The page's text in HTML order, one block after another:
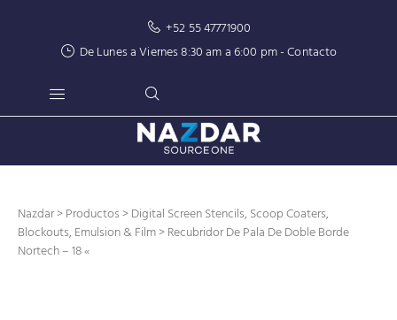
+52 55 47771900
De Lunes a Viernes 8:30 am a 6:00 pm -Contacto
Nazdar>Productos>Digital Screen Stencils, Scoop Coaters,
Blockouts, Emulsion & Film> Recubridor De Pala De Doble Borde
Nortech – 18 «